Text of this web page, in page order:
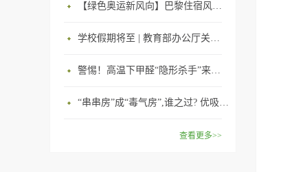
【绿色奥运新风向】巴黎住宿风波：优吸环保共建健康绿色家居
学校假期将至 | 教育部办公厅关于加强学校新建校舍室内空气质量管理通知
警惕！高温下甲醛“隐形杀手”来袭，你的家安全吗？
“串串房”成“毒气房”,谁之过? 优吸守护呼吸健康11年专注室内空气治理！
查看更多>>